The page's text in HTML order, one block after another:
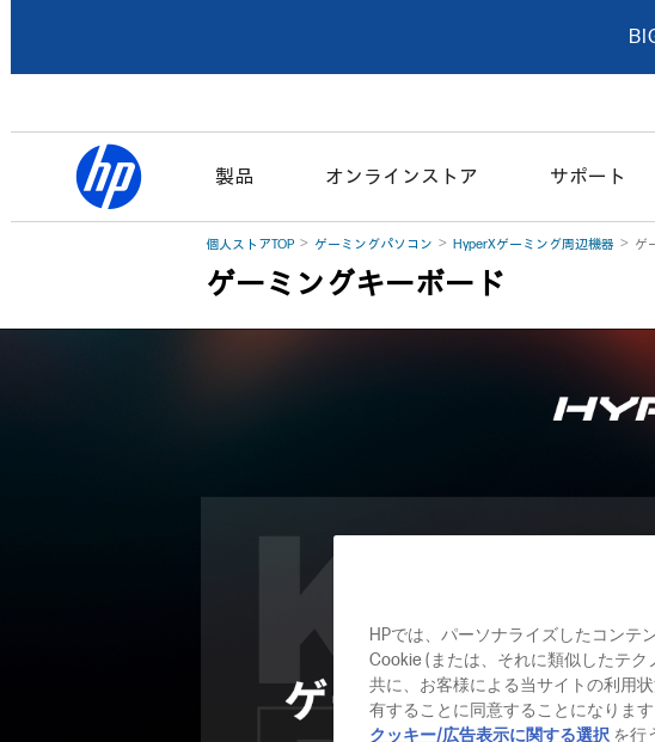
製品 オンラインストア サポート
個人ストアTOP ゲーミングパソコン HyperXゲーミング周辺機器 ゲ
ゲーミングキーボード
HPでは、パーソナライズしたコンテ
Cookie (または、それに類似したテ
共に、お客様による当サイトの利用
有することに同意することになりま
クッキー/広告表示に関する選択 を行